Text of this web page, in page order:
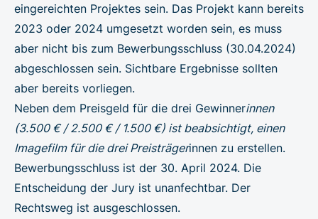
eingereichten Projektes sein. Das Projekt kann bereits
2023 oder 2024 umgesetzt worden sein, es muss
aber nicht bis zum Bewerbungsschluss (30.04.2024)
abgeschlossen sein. Sichtbare Ergebnisse sollten
aber bereits vorliegen.
Neben dem Preisgeld für die drei Gewinnerinnen
(3.500 € / 2.500 € / 1.500 €) ist beabsichtigt, einen
Imagefilm für die drei Preisträgerinnen zu erstellen.
Bewerbungsschluss ist der 30. April 2024. Die
Entscheidung der Jury ist unanfechtbar. Der
Rechtsweg ist ausgeschlossen.